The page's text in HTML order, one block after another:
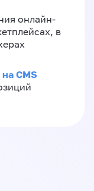
онлайн-
в
CMS